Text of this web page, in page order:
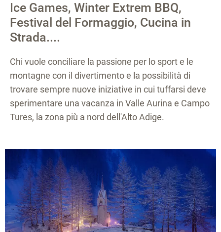
Ice Games, Winter Extrem BBQ,
Festival del Formaggio, Cucina in
Strada....
Chi vuole conciliare la passione per lo sport e le
montagne con il divertimento e la possibilità di
trovare sempre nuove iniziative in cui tuffarsi deve
sperimentare una vacanza in Valle Aurina e Campo
Tures, la zona più a nord dell'Alto Adige.